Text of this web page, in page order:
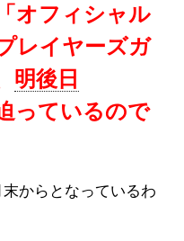
オフィシャル
レイヤーズガ
明後日
っているので
からとなっているわ